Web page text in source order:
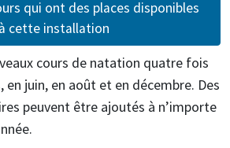
qui ont des places disponibles
à cette installation
cours de natation quatre fois
en juin, en août et en décembre. Des
peuvent être ajoutés à n’importe